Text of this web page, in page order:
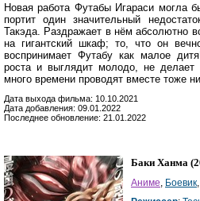
Новая работа Футабы Игараси могла
портит один значительный
Такэда. Раздражает в нём абсолютно
на гигантский шкаф; то, что он
воспринимает Футабу как малое
роста и выглядит молодо, не
много времени проводят вместе тоже
Дата выхода фильма: 10.10.2021
Дата добавления: 09.01.2022
Последнее обновление: 21.01.2022
Баки Ханма
Аниме Боевик